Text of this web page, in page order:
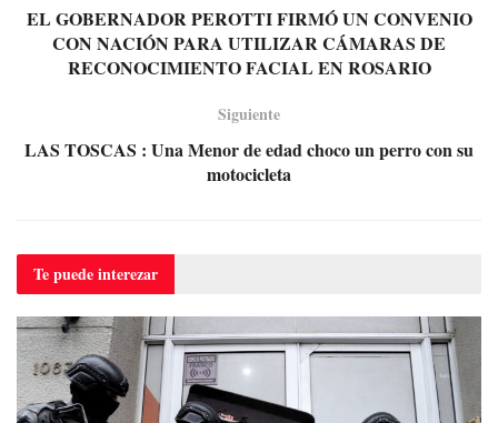
EL GOBERNADOR PEROTTI FIRMÓ UN CONVENIO
CON NACIÓN PARA UTILIZAR CÁMARAS DE
RECONOCIMIENTO FACIAL EN ROSARIO
Siguiente
LAS TOSCAS : Una Menor de edad choco un perro con su
motocicleta
Te puedeinterezar